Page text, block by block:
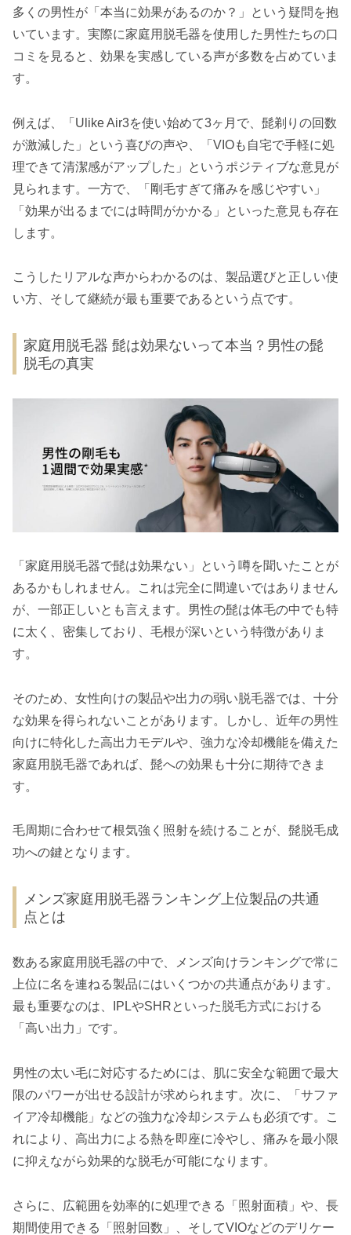
多くの男性が「本当に効果があるのか？」という疑問を抱
いています。実際に家庭用脱毛器を使用した男性たちの口
コミを見ると、効果を実感している声が多数を占めていま
す。
例えば、「Ulike Air3を使い始めて3ヶ月で、髭剃りの回数
が激減した」という喜びの声や、「VIOも自宅で手軽に処
理できて清潔感がアップした」というポジティブな意見が
見られます。一方で、「剛毛すぎて痛みを感じやすい」
「効果が出るまでには時間がかかる」といった意見も存在
します。
こうしたリアルな声からわかるのは、製品選びと正しい使
い方、そして継続が最も重要であるという点です。
家庭用脱毛器 髭は効果ないって本当？男性の髭
脱毛の真実
「家庭用脱毛器で髭は効果ない」という噂を聞いたことが
あるかもしれません。これは完全に間違いではありません
が、一部正しいとも言えます。男性の髭は体毛の中でも特
に太く、密集しており、毛根が深いという特徴がありま
す。
そのため、女性向けの製品や出力の弱い脱毛器では、十分
な効果を得られないことがあります。しかし、近年の男性
向けに特化した高出力モデルや、強力な冷却機能を備えた
家庭用脱毛器であれば、髭への効果も十分に期待できま
す。
毛周期に合わせて根気強く照射を続けることが、髭脱毛成
功への鍵となります。
メンズ家庭用脱毛器ランキング上位製品の共通
点とは
数ある家庭用脱毛器の中で、メンズ向けランキングで常に
上位に名を連ねる製品にはいくつかの共通点があります。
最も重要なのは、IPLやSHRといった脱毛方式における
「高い出力」です。
男性の太い毛に対応するためには、肌に安全な範囲で最大
限のパワーが出せる設計が求められます。次に、「サファ
イア冷却機能」などの強力な冷却システムも必須です。こ
れにより、高出力による熱を即座に冷やし、痛みを最小限
に抑えながら効果的な脱毛が可能になります。
さらに、広範囲を効率的に処理できる「照射面積」や、長
期間使用できる「照射回数」、そしてVIOなどのデリケー